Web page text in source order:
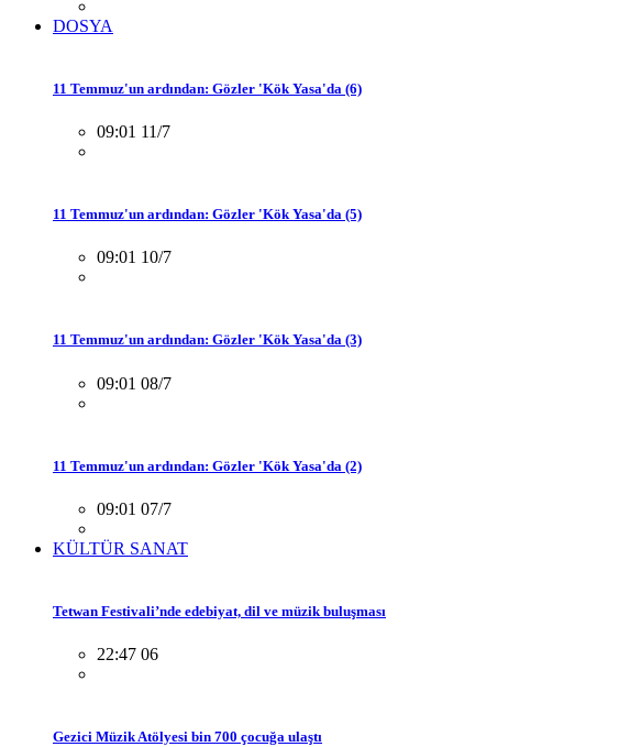
DOSYA
11 Temmuz'un ardından: Gözler 'Kök Yasa'da (6)
09:01 11/7
11 Temmuz'un ardından: Gözler 'Kök Yasa'da (5)
09:01 10/7
11 Temmuz'un ardından: Gözler 'Kök Yasa'da (3)
09:01 08/7
11 Temmuz'un ardından: Gözler 'Kök Yasa'da (2)
09:01 07/7
KÜLTÜR SANAT
Tetwan Festivali’nde edebiyat, dil ve müzik buluşması
22:47 06
Gezici Müzik Atölyesi bin 700 çocuğa ulaştı